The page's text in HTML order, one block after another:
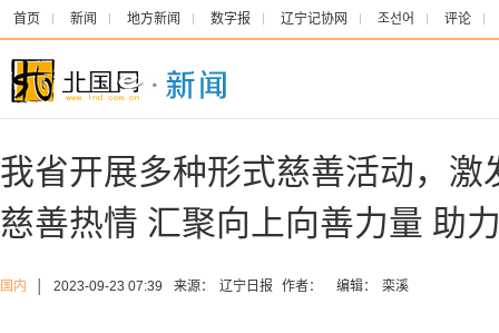
首页 新闻 地方新闻 数字报 辽宁记协网 조선어 评论
我省开展多种形式慈善活动，激
慈善热情 汇聚向上向善力量 助
国内 2023-09-23 07:39 来源： 辽宁日报 作者： 编辑： 栾溪